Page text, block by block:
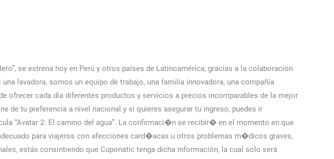
ni cancelaciones, Cine Planet (Costanera Center, Florida Center, Quil�n, La Dehesa, Plaza Alameda, Copiap�, Valpara�so, Curic�, Concepci�n, Temuco, Valdivia), Cine Planet (Costanera Center, Florida Center, Quil�n, La Dehesa, Plaza Alameda, Copiap�, Valpara�so, Curic�, Concepci�n, Temuco, Valdivia) También hubo quienes exhortaron que se habilite más salas y no solo se centralice en Lima porque hay Armuys en provincia, el cual les gustaría disfrutar del concierto. Atrapalo.peEntradasEspa�aMadridTeatro Y DanzaTeatroPun Crawl Madrid31-01-2023, del 21-dic. WebCineplanet Pro mira las peliculas en cartelera ... Inicio; Cadenas de Cines; CINEPLANET; Cineplanet Pro; Cineplanet Pro. ¿Dónde comprar entradas para BTS, “Yet to come in cinemas”? ... Revisa cómo comprar en CINEPLANET y CINEMARK. Recojo de entradas Accede al portal de venta de entradas online; Elige el horario y cine más cercano a tu ubicación; Selecciona tus asientos; Ingresa tu número de socio y … avatar 2 05:15 pm. Av. ¿Eres fan del K-Pop? No promovemos ni permitimos la explotaci�n sexual de ni�os, ni�as y adolescentes, ni cualquier otro il�cito penal del cual tengamos conocimiento en el desarrollo de nuestra actividad, conforme a lo dispuesto en la Ley No. Condenan a siete años de cárcel a sujeto que tocó a una escolar en Independencia, ¡Precios de locura! Our vision is to empower out players to stand tall and be excellent in all walks of life whether that be in football or out of football. Entradas Cineplanet: Las mejores películas cada semana. Este cupón no aplica para devoluciones. Cinestar S/ 29.90 por 2 entradas 2D + Pop Corn Gigante + 2 bebidas grandes) de lunes a domingo. Una vez ingresa o continua como invitado, ir al final donde aparece Canjea tu código (el cual es enviado al momento de comprar el cupón en Cuponatic). Migración venezolana: un lío también económico para todo el... Lima: Cineplanet de la Av. M�s informaci�n sobre protecci�n ESNNA. Conoce cómo comprar entradas para el estreno de la nueva entrega de Spider-Man. al 28-ene. ¿Te lo pasaste tan bien que fotografiaste tu experiencia? Asimismo, el precio de las entradas en Cinemark oscilan entre los 36 y 48 soles; mientras que, en Cineplanet varían entre los 43 y 65 soles. Tras 18 años, Akira Toriyama regresó a trabajar en su obra más popular, al lanzar el anime “Dragon Ball Super”, historia ubicada tras la derrota de Majin Boo, con 131 capítulos. En Cineplanet varían entre 43 soles y 65 soles. 4. The last of us Serie HBO: Fecha y hora de estreno en PerÃº [CapÃ­tulo 1]. Si eres super fan de BTS entonces no olvides de separar tu butaca para su concierto en las salas de cine, pero antes no tardaron de llegar los memes a Cineplanet. No válido para salas 3D, Prime, Xtreme, Xtreme Laser, Screen X. Antes de ir a comprar dólares, conoce el precio del billete verde en los principales bancos y mercado paralelo. Si se cancela por malas condiciones meteorol�gicas, se le ofrecer� otra fecha o el reembolso total del importe abonado. España ES. Todos los derechos reservados. �Te lo pasaste tan bien que fotografiaste tu experiencia? Cupón válido hasta 30 días después de la compra. DevoluciÃ³n de impuestos 2023: Â¿CuÃ¡nto es el monto que podrÃ© recibir? 2023, Fechas del evento Te pedimos que nos ayudes mostrándolos al momento de Canjear tu cupón Puedes ingresar a la página del MINSA y generar tu certificado de vacunación desde esta página web https://gis.minsa.gob.pe/CarneVacunacion/. Válido para 2 entradas HD + pop gigante + 2 bebidas, Esta es una promoción tipo servicio, por lo tanto no está sujeta a retracto. AV. Los Secretos de la Mente Millonaria por T. Harv Eker | ResÃºmenes de Libros. Esta nueva película de “Dragon Ball” estuvo dirigida por Tetsuro Kodama y contó con un variado elenco de voces japonesas, entre las que estuvieron Masako Nozawa (Son Goku, Son Gohan, Son Goku y Son Goten), Toshio Furukawa (Piccolo), Aya Hisakawa (Bulma), Ryo Horikawa (Vegeta), Mayumi Tanaka (Krillin), Takeshi Kusao (Trunks), Yūko Minaguchi (Videl), Yūko Minaguchi (Pan), Miyu Irino (Dr. Hedo), Hiroshi Kamiya (Gamma 1), Mamoru Miyano (Gamma 2), Volcano Ota (Magenta) y Ryota Takeuchi (Carmine). Encuentra la oferta que quieres, lee la descripción y haz clic en ‘COMPRAR’. Compra tus cupones aquí de manera habitual. Las bebidas a entregar son gaseosas, Mediante RM 00319-2021 PRODUCE/MINSA han solicitado a la industria cinematográfica crear salas de cine diferenciadas, IMPORTANTE: Para asistentes que cuenten con vacunación completa, donde esta permitido el consumo de alimentos y bebidas, se solicitara mostrar tu carnet d